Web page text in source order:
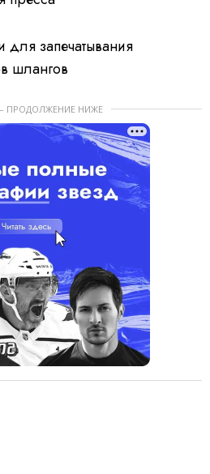
для запечатывания
шлангов
ПРОДОЛЖЕНИЕ НИЖЕ